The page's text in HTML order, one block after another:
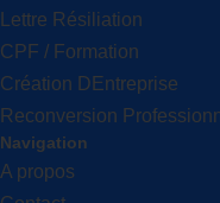
Lettre Résiliation
CPF / Formation
Création DEntreprise
Reconversion
Navigation
A propos